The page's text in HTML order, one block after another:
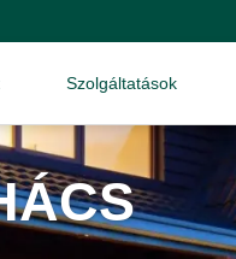
Szolgáltatások